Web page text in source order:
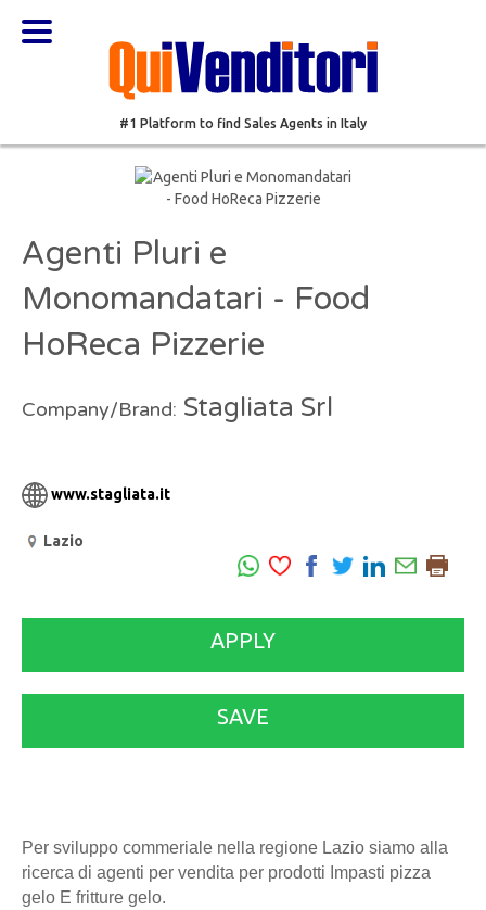
#1 Platform to find Sales Agents in Italy
Agenti Pluri e
Monomandatari - Food
HoReca Pizzerie
Company/Brand: Stagliata Srl
www.stagliata.it
Lazio
APPLY
SAVE
Per sviluppo commeriale nella regione Lazio siamo alla
ricerca di agenti per vendita per prodotti Impasti pizza
gelo E fritture gelo.